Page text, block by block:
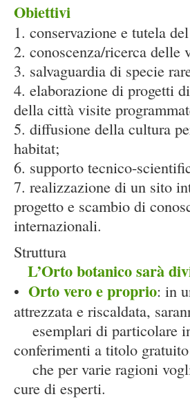
Obiettivi
1. conservazione e tutela
2. conoscenza/ricerca delle
3. salvaguardia di specie
4. elaborazione di progetti
della città visite
5. diffusione della cultura
habitat;
6. supporto tecnico-
7. realizzazione di un sito
progetto e scambio di
internazionali.
Struttura
L’Orto botanico sarà
• Orto vero e proprio: in
attrezzata e riscaldata,
esemplari di particolare
conferimenti a titolo
che per varie ragioni
cure di esperti.